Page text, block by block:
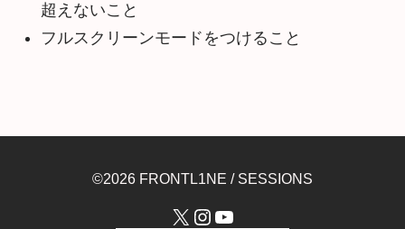
超えないこと
フルスクリーンモードをつけること
©2026 FRONTL1NE / SESSIONS
X Instagram
YouTube